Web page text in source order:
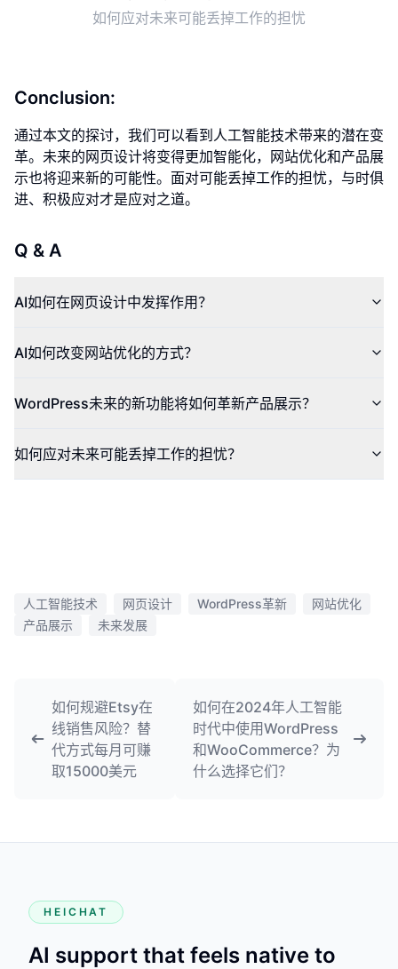
如何应对未来可能丢掉工作的担忧
Conclusion:
通过本文的探讨，我们可以看到人工智能技术带来的潜在变
革。未来的网页设计将变得更加智能化，网站优化和产品展
示也将迎来新的可能性。面对可能丢掉工作的担忧，与时俱
进、积极应对才是应对之道。
Q & A
AI如何在网页设计中发挥作用？
AI如何改变网站优化的方式？
WordPress未来的新功能将如何革新产品展示？
如何应对未来可能丢掉工作的担忧？
人工智能技术 网页设计 WordPress革新
网站优化
产品展示
未来发展
如何规避Etsy在
线销售风险？替
代方式每月可赚
取15000美元
如何在2024年人工智能
时代中使用WordPress
和WooCommerce？为
什么选择它们？
HEICHAT
AI support that feels native to